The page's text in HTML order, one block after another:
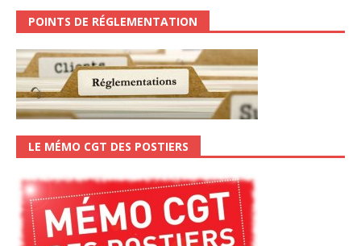
POINTS DE RÉGLEMENTATION
LE MÉMO CGT DES POSTIERS